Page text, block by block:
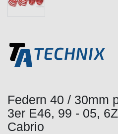
Federn 40 / 30mm
3er E46, 99 - 05,
Cabrio